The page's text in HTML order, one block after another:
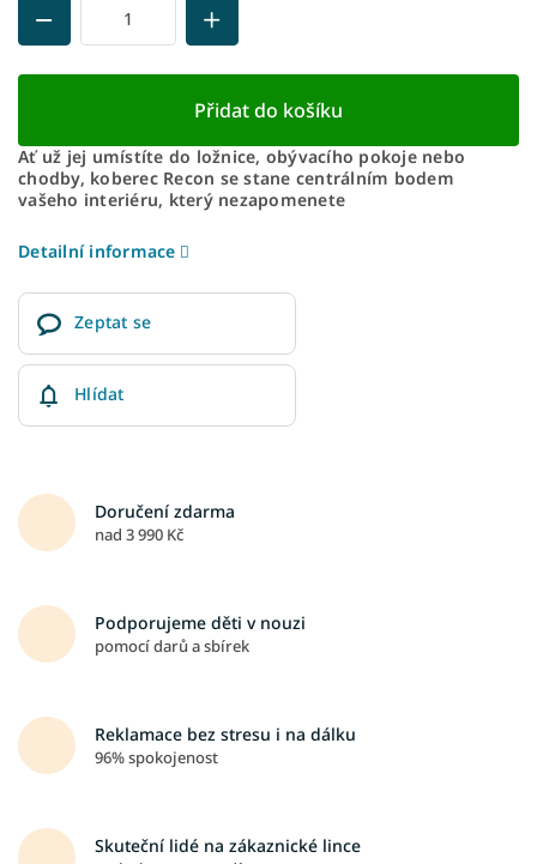
Přidat do košíku
Ať už jej umístíte do ložnice, obývacího pokoje nebo
chodby, koberec Recon se stane centrálním bodem
vašeho interiéru, který nezapomenete
Detailní informace
Zeptat se
Hlídat
Doručení zdarma
nad 3 990 Kč
Podporujeme děti v nouzi
pomocí darů a sbírek
Reklamace bez stresu i na dálku
96% spokojenost
Skuteční lidé na zákaznické lince